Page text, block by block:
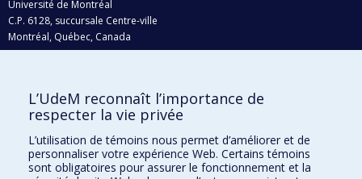
Université de Montréal
C.P. 6128, succursale Centre-ville
Montréal, Québec, Canada
H3C 3J7
Qui fait quoi?
Nous trouver
Plan du site
L’UdeM reconnaît l’importance de
respecter la vie privée
L’utilisation de témoins nous permet d’améliorer et de
personnaliser votre expérience Web. Certains témoins
sont obligatoires pour assurer le fonctionnement et la